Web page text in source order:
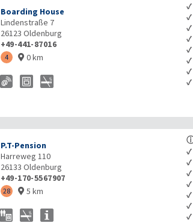
Boarding House
Lindenstraße 7
26123 Oldenburg
+49-441-87016
4  0 km
✓
✓
✓
✓
✓
✓
✓
✓
P.T-Pension
Harreweg 110
26133 Oldenburg
+49-170-5567907
28  5 km
✓
✓
✓
✓
✓
✓
✓